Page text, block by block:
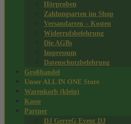
Hörproben
Zahlungsarten im Shop
Versandarten – Kosten
Widerrufsbelehrung
Die AGBs
Impressum
Datenschutzbelehrung
Großhandel
Unser ALL IN ONE Store
Warenkorb (klein)
Kasse
Partner
DJ GerreG Event DJ